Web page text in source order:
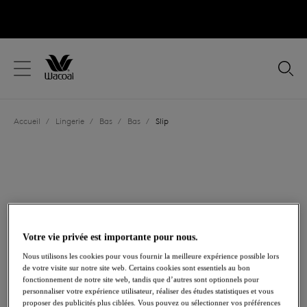
Fermer
Votre pays
Langue
Accueil / Lingerie / Bas / Bas / Slip
Partager
Votre vie privée est importante pour nous.
Nous utilisons les cookies pour vous fournir la meilleure expérience possible lors
de votre visite sur notre site web. Certains cookies sont essentiels au bon
fonctionnement de notre site web, tandis que d’autres sont optionnels pour
personnaliser votre expérience utilisateur, réaliser des études statistiques et vous
proposer des publicités plus ciblées. Vous pouvez ou sélectionner vos préférences